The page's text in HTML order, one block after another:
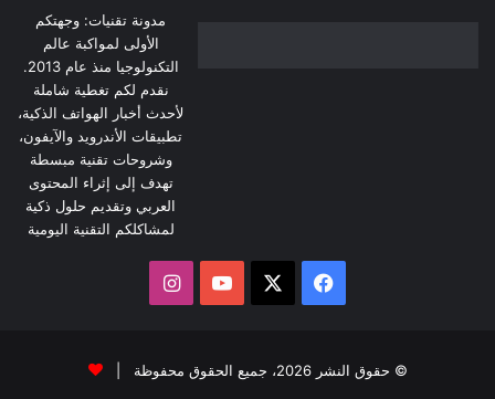
مدونة تقنيات: وجهتكم
الأولى لمواكبة عالم
التكنولوجيا منذ عام 2013.
نقدم لكم تغطية شاملة
لأحدث أخبار الهواتف الذكية،
تطبيقات الأندرويد والآيفون،
وشروحات تقنية مبسطة
تهدف إلى إثراء المحتوى
العربي وتقديم حلول ذكية
لمشاكلكم التقنية اليومية
فيسبوك ‫YouTubeانستقرام
© حقوق النشر 2026، جميع الحقوق محفوظة |